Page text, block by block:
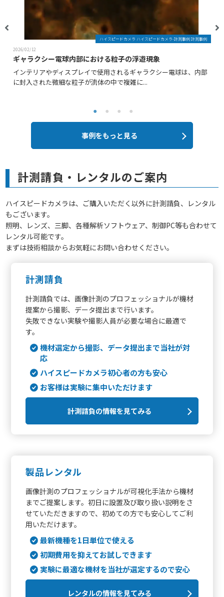
2026/02/12
ギャラクシー電球内部における粒子の浮遊現象
インテリアやディスプレイで使用されるギャラクシー電球は、内部
に封入された微細な粒子が流体の中で複雑に...
ハイスピードカメラ ハイスピードカメラ-計測事例 計測事例
事例をもっと見る
計測請負・レンタルのご案内
ハイスピードカメラは、ご購入いただく以外に計測請負、レンタル
もございます。
照明、レンズ、三脚、各種解析ソフトウェア、制御PC等も合わせて
レンタル可能です。
まずは技術相談からお気軽にお問い合わせください。
計測請負
計測請負では、画像計測のプロフェッショナルが機材
提案から撮影、データ提出まで行います。
失敗できない実験や撮影人員が必要な場合に最適で
す。
機材選定から撮影、データ提出まで当社が対
応
ハイスピードカメラ初心者の方も安心
お客様は実験に集中いただけます
計測請負の情報を見てみる
製品レンタル
画像計測のプロフェッショナルが可視化手法から機材
までご提案します。初日に設置及び取り扱い説明をさ
せていただきますので、初めての方でも安心してご利
用いただけます。
最新機種を1日単位で使える
初期費用を抑えてお試しできます
実験に最適な機材を当社が選定するので安心
レンタルの情報を見てみる